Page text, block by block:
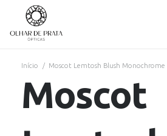
Início / Moscot Lemtosh Blush Monochrome
Moscot